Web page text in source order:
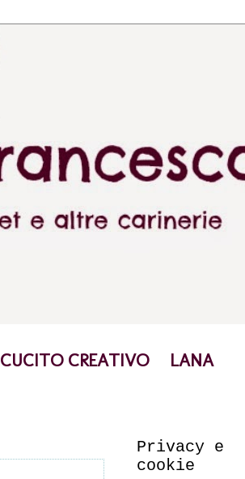
CUCITO CREATIVO LANA
Privacy e
cookie